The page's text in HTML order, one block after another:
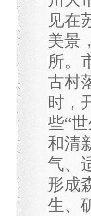
见在
美景
所。
古村
时，
些“
和清
气、
形成
生、